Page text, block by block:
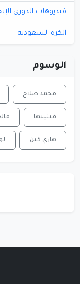
فيديوهات الدوري
الكرة السعودية
الوسوم
محمد صلاح
فيتينها
هاري كين